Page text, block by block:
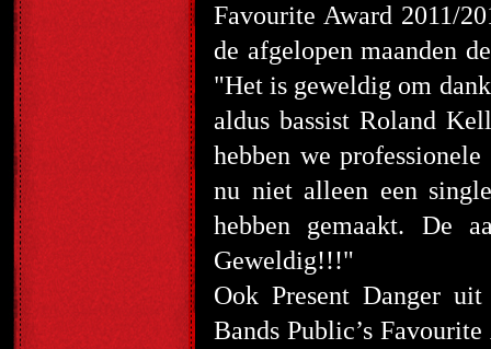
Favourite Award 2011/
de afgelopen maanden
"Het is geweldig om
aldus bassist Roland
hebben we
nu niet alleen een
hebben gemaakt. De
Geweldig!!!"
Ook Present Danger
Bands Public’s